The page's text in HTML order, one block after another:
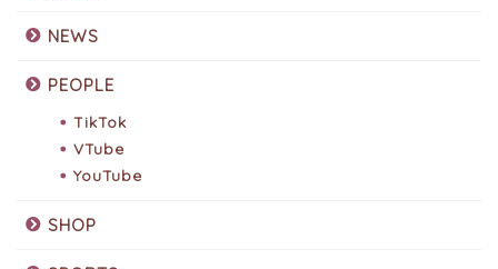
NEWS
PEOPLE
TikTok
VTube
YouTube
SHOP